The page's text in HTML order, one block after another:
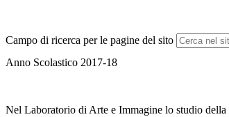
Campo di ricerca per le pagine del sito
Anno Scolastico 2017-18
Nel Laboratorio di Arte e Immagine lo studio della